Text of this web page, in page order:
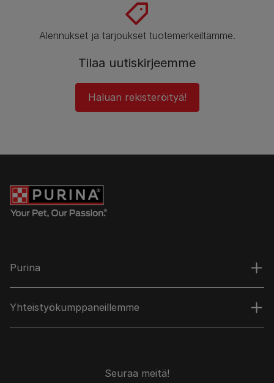
Alennukset ja tarjoukset tuotemerkeiltämme.
Tilaa uutiskirjeemme
Haluan rekisteröityä!
Purina
Yhteistyökumppaneillemme
Seuraa meitä!